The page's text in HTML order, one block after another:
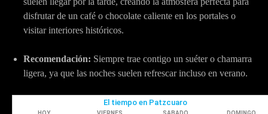
disfrutar de un café o chocolate caliente en los portales o
visitar interiores históricos.
Recomendación: Siempre trae contigo un suéter o chamarra
ligera, ya que las noches suelen refrescar incluso en verano.